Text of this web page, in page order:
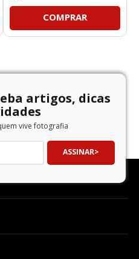
COMPRAR
artigos, dicas
vive fotografia
ASSINAR